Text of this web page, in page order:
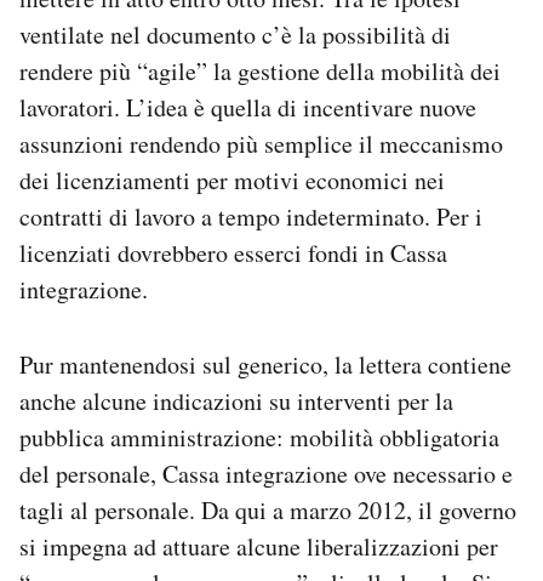
ventilate nel documento c’è la possibilità di
rendere più “agile” la gestione della mobilità dei
lavoratori. L’idea è quella di incentivare nuove
assunzioni rendendo più semplice il meccanismo
dei licenziamenti per motivi economici nei
contratti di lavoro a tempo indeterminato. Per i
licenziati dovrebbero esserci fondi in Cassa
integrazione.
Pur mantenendosi sul generico, la lettera contiene
anche alcune indicazioni su interventi per la
pubblica amministrazione: mobilità obbligatoria
del personale, Cassa integrazione ove necessario e
tagli al personale. Da qui a marzo 2012, il governo
si impegna ad attuare alcune liberalizzazioni per